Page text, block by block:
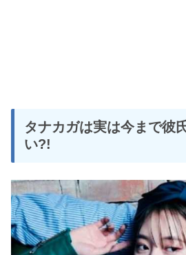
タナカガは実は今まで彼
い?!